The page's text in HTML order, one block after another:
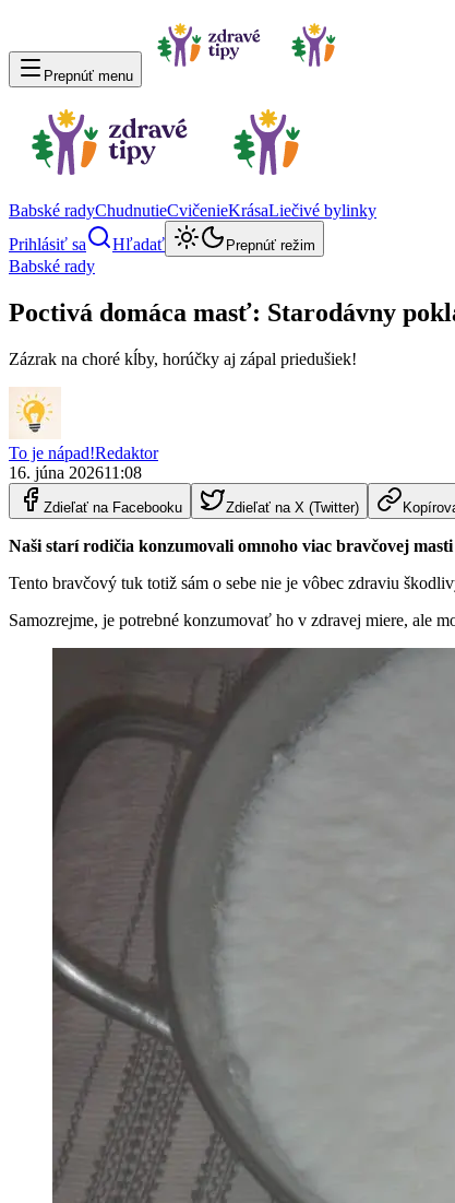
Prepnúť menu
Babské radyChudnutieCvičenieKrásaLiečivé bylinky
Prihlásiť sa
Hľadať Prepnúť režim
Babské rady
Poctivá domáca masť: Starodávny
Zázrak na choré kĺby, horúčky aj zápal priedušiek!
To je nápad!Redaktor
16. júna 202611:08
Zdieľať na Facebooku Zdieľať na X (Twitter)
Naši starí rodičia konzumovali omnoho viac bravčovej
Tento bravčový tuk totiž sám o sebe nie je vôbec zdraviu
Samozrejme, je potrebné konzumovať ho v zdravej miere, ale